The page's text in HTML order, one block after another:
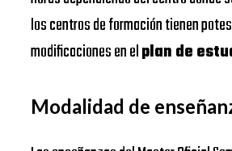
los centros de formación tienen
modificaciones en elplan de
Modalidad de